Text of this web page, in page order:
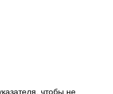
чтобы не